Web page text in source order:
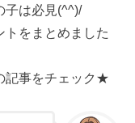
子は必見(^^)/
トをまとめました
記事をチェック★